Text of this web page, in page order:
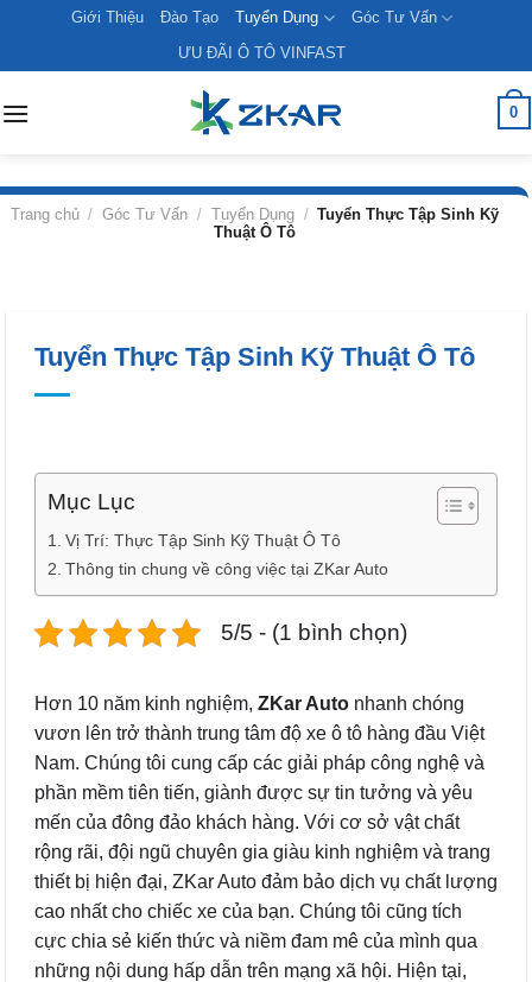
content
Giới Thiệu Đào Tạo Tuyển Dụng
Góc Tư Vấn
ƯU ĐÃI Ô TÔ VINFAST
0
Trang chủ / Góc Tư Vấn / Tuyển Dụng / Tuyển Thực Tập Sinh Kỹ
Thuật Ô Tô
Tuyển Thực Tập Sinh Kỹ Thuật Ô Tô
Mục Lục
Vị Trí: Thực Tập Sinh Kỹ Thuật Ô Tô
Thông tin chung về công việc tại ZKar Auto
5/5 - (1 bình chọn)
Hơn 10 năm kinh nghiệm, ZKar Auto nhanh chóng
vươn lên trở thành trung tâm độ xe ô tô hàng đầu Việt
Nam. Chúng tôi cung cấp các giải pháp công nghệ và
phần mềm tiên tiến, giành được sự tin tưởng và yêu
mến của đông đảo khách hàng. Với cơ sở vật chất
rộng rãi, đội ngũ chuyên gia giàu kinh nghiệm và trang
thiết bị hiện đại, ZKar Auto đảm bảo dịch vụ chất lượng
cao nhất cho chiếc xe của bạn. Chúng tôi cũng tích
cực chia sẻ kiến thức và niềm đam mê của mình qua
những nội dung hấp dẫn trên mạng xã hội. Hiện tại,